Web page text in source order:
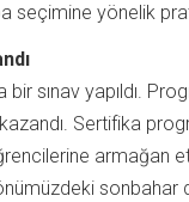
seçimine yönelik
sınav yapıldı.
Sertifika
önümüzdeki